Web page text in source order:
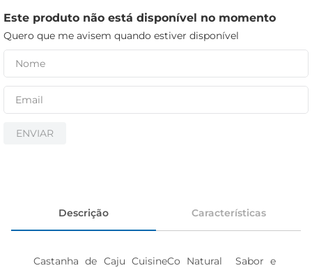
Este produto não está disponível no momento
Quero que me avisem quando estiver disponível
ENVIAR
Descrição Características
Castanha de Caju CuisineCo Natural  Sabor e
iogurte
papel higiênico
cerveja